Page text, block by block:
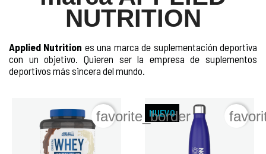
NUTRITION
Applied Nutrition es una marca de suplementación deportiva
con un objetivo. Quieren ser la empresa de suplementos
deportivos más sincera del mundo.
favorite_border
NUEVO